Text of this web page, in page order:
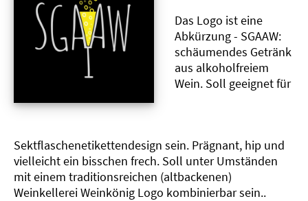
Das Logo ist eine
Abkürzung - SGAAW:
schäumendes Getränk
aus alkoholfreiem
Wein. Soll geeignet für
Sektflaschenetikettendesign sein. Prägnant, hip und
vielleicht ein bisschen frech. Soll unter Umständen
mit einem traditionsreichen (altbackenen)
Weinkellerei Weinkönig Logo kombinierbar sein..